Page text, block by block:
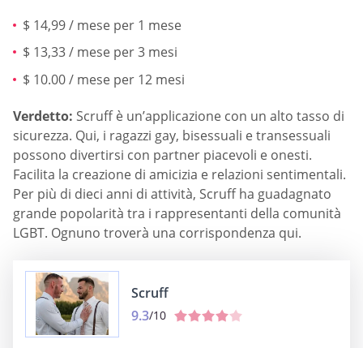
$ 14,99 / mese per 1 mese
$ 13,33 / mese per 3 mesi
$ 10.00 / mese per 12 mesi
Verdetto: Scruff è un’applicazione con un alto tasso di
sicurezza. Qui, i ragazzi gay, bisessuali e transessuali
possono divertirsi con partner piacevoli e onesti.
Facilita la creazione di amicizia e relazioni sentimentali.
Per più di dieci anni di attività, Scruff ha guadagnato
grande popolarità tra i rappresentanti della comunità
LGBT. Ognuno troverà una corrispondenza qui.
Scruff
9.3/10